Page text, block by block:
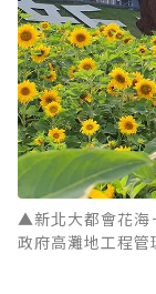
▲新北大都會花海
政府高灘地工程管